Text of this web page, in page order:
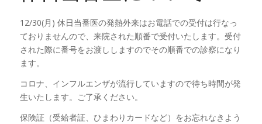
12/30(月) 休日当番医の発熱外来はお電話での受付は行なっ
ておりませんので、来院された順番で受付いたします。受付
された際に番号をお渡ししますのでその順番での診察になり
ます。
コロナ、インフルエンザが流行していますので待ち時間が発
生いたします。ご了承ください。
保険証（受給者証、ひまわりカードなど）をお忘れなきよう